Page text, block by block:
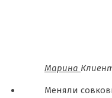
Марина
Меняли